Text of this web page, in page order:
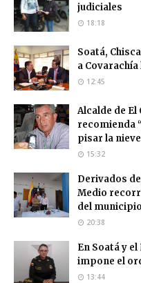
judiciales
18:18
Soatá,
a
12:45
Alcalde de El
recomienda
pisar la
15:32
Derivados
Medio
del
20:38
En Soatá y
impone el
13:44